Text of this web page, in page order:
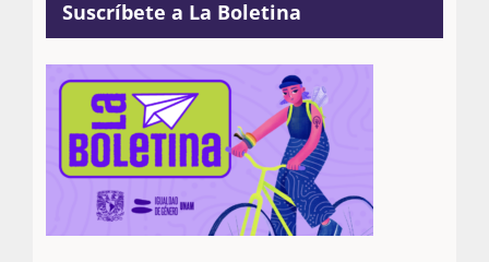
Suscríbete a La Boletina